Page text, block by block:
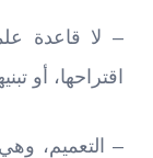
– لا قاعدة
اقتراحها، أو
– التعميم،